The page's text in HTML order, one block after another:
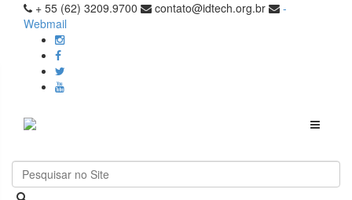
+ 55 (62) 3209.9700 contato@idtech.org.br
-
Webmail
Toggle